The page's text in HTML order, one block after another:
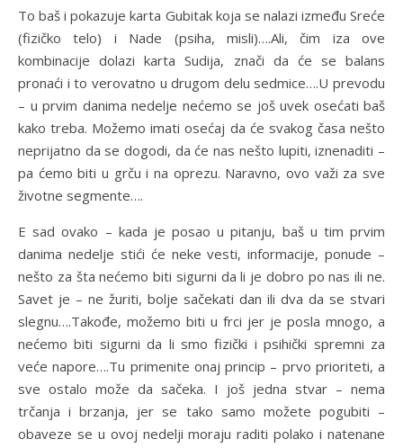
To baš i pokazuje karta Gubitak koja se nalazi između Sreće
(fizičko telo) i Nade (psiha, misli)….Ali, čim iza ove
kombinacije dolazi karta Sudija, znači da će se balans
pronaći i to verovatno u drugom delu sedmice….U prevodu
– u prvim danima nedelje nećemo se još uvek osećati baš
kako treba. Možemo imati osećaj da će svakog časa nešto
neprijatno da se dogodi, da će nas nešto lupiti, iznenaditi –
pa ćemo biti u grču i na oprezu. Naravno, ovo važi za sve
životne segmente….
E sad ovako – kada je posao u pitanju, baš u tim prvim
danima nedelje stići će neke vesti, informacije, ponude –
nešto za šta nećemo biti sigurni da li je dobro po nas ili ne.
Savet je – ne žuriti, bolje sačekati dan ili dva da se stvari
slegnu….Takođe, možemo biti u frci jer je posla mnogo, a
nećemo biti sigurni da li smo fizički i psihički spremni za
veće napore….Tu primenite onaj princip – prvo prioriteti, a
sve ostalo može da sačeka. I još jedna stvar – nema
trčanja i brzanja, jer se tako samo možete pogubiti –
obaveze se u ovoj nedelji moraju raditi polako i natenane